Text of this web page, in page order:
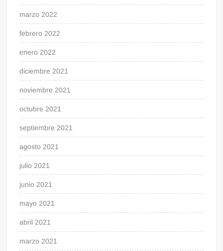
marzo 2022
febrero 2022
enero 2022
diciembre 2021
noviembre 2021
octubre 2021
septiembre 2021
agosto 2021
julio 2021
junio 2021
mayo 2021
abril 2021
marzo 2021